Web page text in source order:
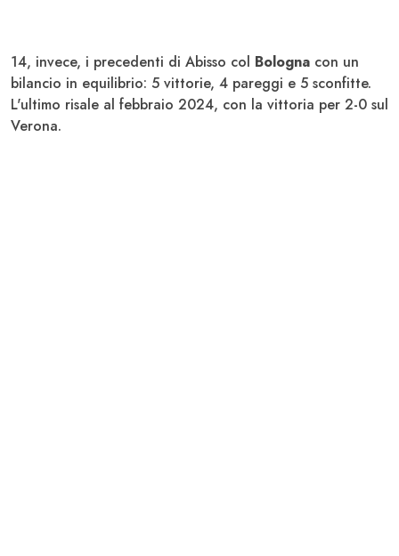
14, invece, i precedenti di Abisso col Bologna con un
bilancio in equilibrio: 5 vittorie, 4 pareggi e 5 sconfitte.
L'ultimo risale al febbraio 2024, con la vittoria per 2-0 sul
Verona.